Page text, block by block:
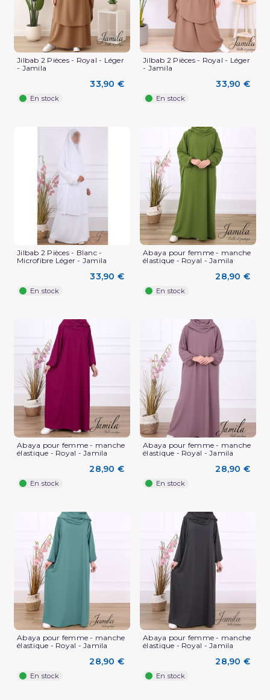
Jilbab 2 Pièces - Royal - Léger
- Jamila
33,90 €
En stock
Jilbab 2 Pièces - Royal - Léger
- Jamila
33,90 €
En stock
Jilbab 2 Pièces - Blanc -
Microfibre Léger - Jamila
33,90 €
En stock
Abaya pour femme - manche
élastique - Royal - Jamila
28,90 €
En stock
Abaya pour femme - manche
élastique - Royal - Jamila
28,90 €
En stock
Abaya pour femme - manche
élastique - Royal - Jamila
28,90 €
En stock
Abaya pour femme - manche
élastique - Royal - Jamila
28,90 €
En stock
Abaya pour femme - manche
élastique - Royal - Jamila
28,90 €
En stock